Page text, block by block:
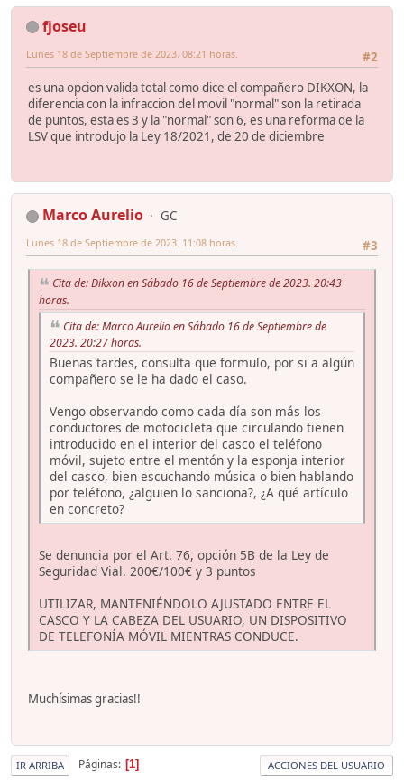
fjoseu
#2
Lunes 18 de Septiembre de 2023. 08:21 horas.
es una opcion valida total como dice el compañero DIKXON, la
diferencia con la infraccion del movil "normal" son la retirada
de puntos, esta es 3 y la "normal" son 6, es una reforma de la
LSV que introdujo la Ley 18/2021, de 20 de diciembre
Marco Aurelio
GC
#3
Lunes 18 de Septiembre de 2023. 11:08 horas.
Cita de: Dikxon en Sábado 16 de Septiembre de 2023. 20:43
horas.
Cita de: Marco Aurelio en Sábado 16 de Septiembre de
2023. 20:27 horas.
Buenas tardes, consulta que formulo, por si a algún
compañero se le ha dado el caso.
Vengo observando como cada día son más los
conductores de motocicleta que circulando tienen
introducido en el interior del casco el teléfono
móvil, sujeto entre el mentón y la esponja interior
del casco, bien escuchando música o bien hablando
por teléfono, ¿alguien lo sanciona?, ¿A qué artículo
en concreto?
Se denuncia por el Art. 76, opción 5B de la Ley de
Seguridad Vial. 200€/100€ y 3 puntos
UTILIZAR, MANTENIÉNDOLO AJUSTADO ENTRE EL
CASCO Y LA CABEZA DEL USUARIO, UN DISPOSITIVO
DE TELEFONÍA MÓVIL MIENTRAS CONDUCE.
Muchísimas gracias!!
IR ARRIBA Páginas 1 ACCIONES DEL USUARIO